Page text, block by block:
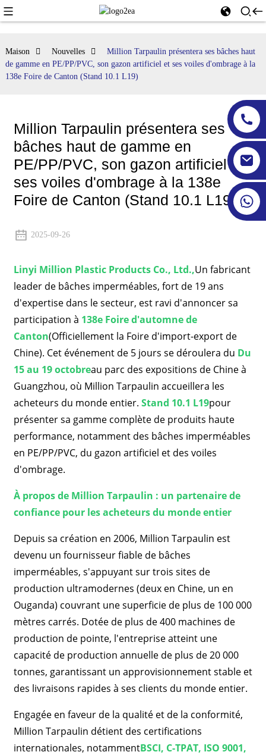
Maison Nouvelles
Million Tarpaulin présentera ses bâches haut
de gamme en PE/PP/PVC, son gazon artificiel et ses voiles d'ombrage à la
138e Foire de Canton (Stand 10.1 L19)
Million Tarpaulin présentera ses
bâches haut de gamme en
PE/PP/PVC, son gazon artificiel et
ses voiles d'ombrage à la 138e
Foire de Canton (Stand 10.1 L19)
2025-09-26
Linyi Million Plastic Products Co., Ltd.,Un fabricant
leader de bâches imperméables, fort de 19 ans
d'expertise dans le secteur, est ravi d'annoncer sa
participation à 138e Foire d'automne de
Canton(Officiellement la Foire d'import-export de
Chine). Cet événement de 5 jours se déroulera du Du
15 au 19 octobreau parc des expositions de Chine à
Guangzhou, où Million Tarpaulin accueillera les
acheteurs du monde entier. Stand 10.1 L19pour
présenter sa gamme complète de produits haute
performance, notamment des bâches imperméables
en PE/PP/PVC, du gazon artificiel et des voiles
d'ombrage.
À propos de Million Tarpaulin : un partenaire de
confiance pour les acheteurs du monde entier
Depuis sa création en 2006, Million Tarpaulin est
devenu un fournisseur fiable de bâches
imperméables, s'appuyant sur trois sites de
production ultramodernes (deux en Chine, un en
Ouganda) couvrant une superficie de plus de 100 000
mètres carrés. Dotée de plus de 400 machines de
production de pointe, l'entreprise atteint une
capacité de production annuelle de plus de 20 000
tonnes, garantissant un approvisionnement stable et
des livraisons rapides à ses clients du monde entier.
Engagée en faveur de la qualité et de la conformité,
Million Tarpaulin détient des certifications
internationales, notammentBSCI, C-TPAT, ISO 9001,